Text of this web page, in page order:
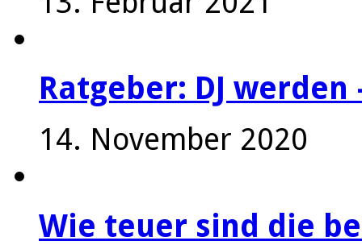
Ratgeber: DJ
14. November 2020
Wie teuer sind die